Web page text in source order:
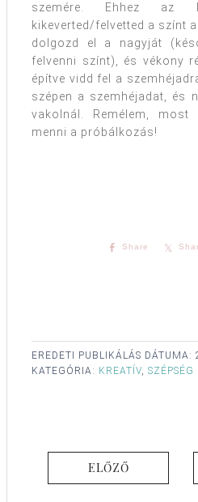
szemére. Ehhez az
kikeverted/felvetted a színt
dolgozd el a nagyját
felvenni színt), és vékony
építve vidd fel a
szépen a szemhéjadat, és
vakolnál. Remélem,
menni a próbálkozás!
Share
EREDETI PUBLIKÁLÁS DÁTUMA:
KATEGÓRIA: KREATÍV, SZÉPSÉG
ELŐZŐ